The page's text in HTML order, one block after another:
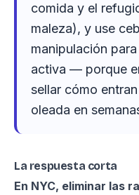
comida y el
maleza), y use
manipulación
activa — porque
sellar cómo
oleada en
La respuesta corta
En NYC, eliminar las